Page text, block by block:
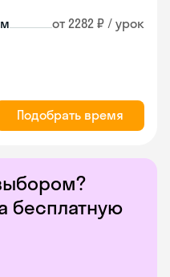
бесплатную
от 2282 ₽ / урок
Подобрать время